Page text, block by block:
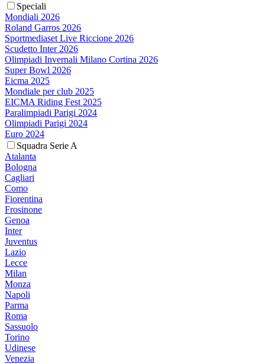
Speciali
Mondiali 2026
Roland Garros 2026
Sportmediaset Live Riccione 2026
Scudetto Inter 2026
Olimpiadi Invernali Milano Cortina 2026
Super Bowl 2026
Eicma 2025
Mondiale per club 2025
EICMA Riding Fest 2025
Paralimpiadi Parigi 2024
Olimpiadi Parigi 2024
Euro 2024
Squadra Serie A
Atalanta
Bologna
Cagliari
Como
Fiorentina
Frosinone
Genoa
Inter
Juventus
Lazio
Lecce
Milan
Monza
Napoli
Parma
Roma
Sassuolo
Torino
Udinese
Venezia